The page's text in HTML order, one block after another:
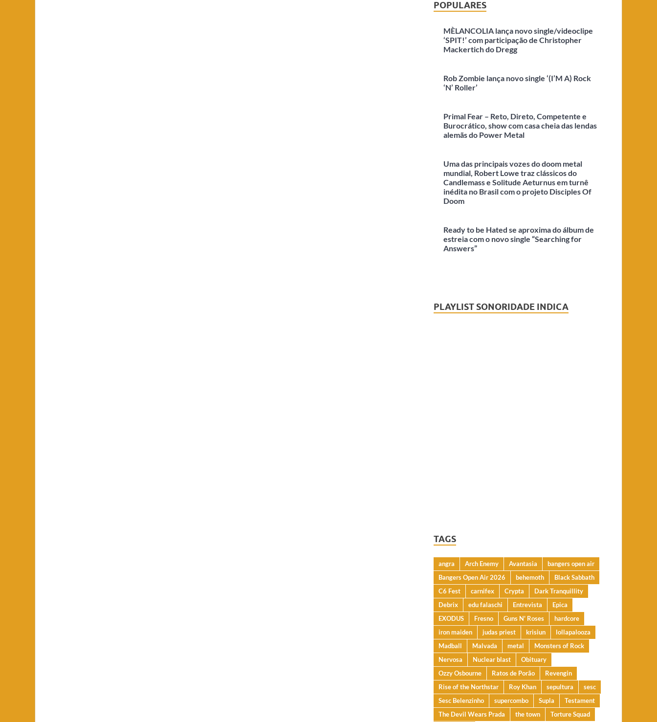
POPULARES
MÈLANCOLIA lança novo single/videoclipe
‘SPIT!’ com participação de Christopher
Mackertich do Dregg
Rob Zombie lança novo single ‘(I’M A) Rock
‘N’ Roller’
Primal Fear – Reto, Direto, Competente e
Burocrático, show com casa cheia das lendas
alemãs do Power Metal
Uma das principais vozes do doom metal
mundial, Robert Lowe traz clássicos do
Candlemass e Solitude Aeturnus em turnê
inédita no Brasil com o projeto Disciples Of
Doom
Ready to be Hated se aproxima do álbum de
estreia com o novo single “Searching for
Answers”
PLAYLIST SONORIDADE INDICA
TAGS
angra Arch Enemy Avantasia
bangers open air
Bangers Open Air 2026
behemoth
Black Sabbath
C6 Fest
carnifex Crypta
Dark Tranquillity
Debrix
edu falaschi Entrevista
Epica
EXODUS
Fresno Guns N' Roses
hardcore
iron maiden
judas priest krisiun
lollapalooza
Madball
Malvada metal
Monsters of Rock
Nervosa
Nuclear blast
Obituary
Ozzy Osbourne
Ratos de Porão
Revengin
Rise of the Northstar
Roy Khan sepultura
sesc
Sesc Belenzinho
supercombo Supla
Testament
The Devil Wears Prada
the town Torture Squad